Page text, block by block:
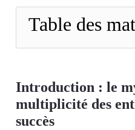
Table des
Introduction : le
multiplicité des
succès